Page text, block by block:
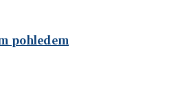
pohledem